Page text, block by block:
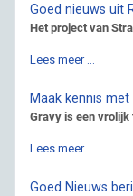
Goed nieuws uit
Het project van
Lees meer …
Maak kennis
Gravy is een vrolijk
Lees meer …
Goed Nieuws